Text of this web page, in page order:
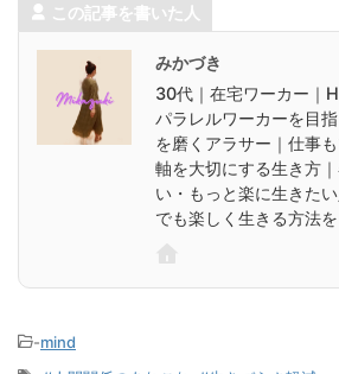
この記事を書いた人
みかづき
30代｜在宅ワーカー｜
パラレルワーカーを目
を磨くアラサー｜仕事
軸を大切にする生き方
い・もっと楽に生きた
でも楽しく生きる方法
-mind